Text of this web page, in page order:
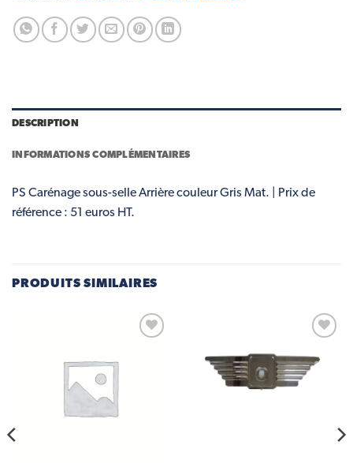
DESCRIPTION
INFORMATIONS COMPLÉMENTAIRES
PS Carénage sous-selle Arrière couleur Gris Mat. | Prix de
référence : 51 euros HT.
PRODUITS SIMILAIRES
wishlist